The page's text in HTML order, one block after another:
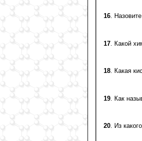
16 .
17 . Какой
18. Какая
19 . Как
20. Из